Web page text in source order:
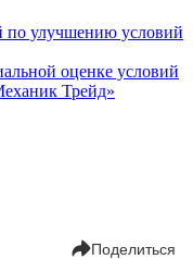
по улучшению условий
оценке условий
Трейд»
Поделиться